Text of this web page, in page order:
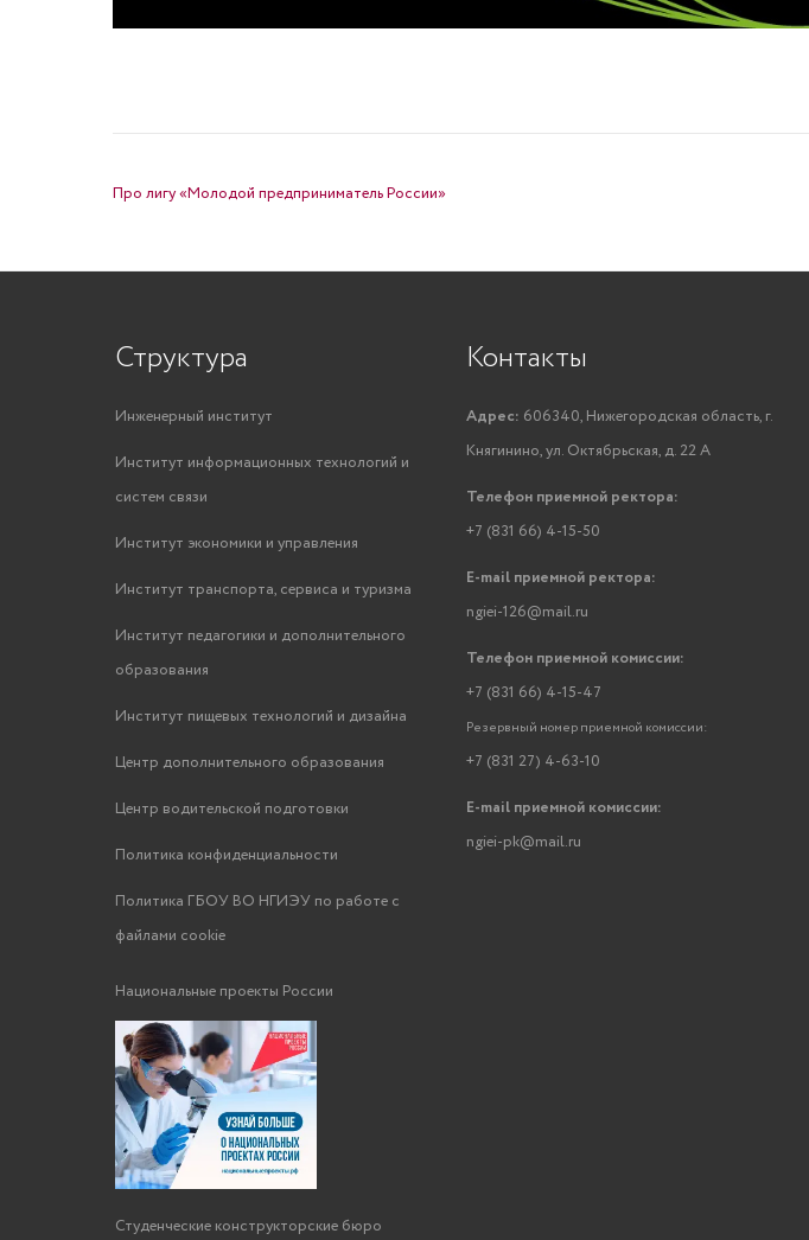
Про лигу «Молодой предприниматель России»
Структура
Инженерный институт
Институт информационных технологий и
систем связи
Институт экономики и управления
Институт транспорта, сервиса и туризма
Институт педагогики и дополнительного
образования
Институт пищевых технологий и дизайна
Центр дополнительного образования
Центр водительской подготовки
Политика конфиденциальности
Политика ГБОУ ВО НГИЭУ по работе с
файлами cookie
Национальные проекты России
Студенческие конструкторские бюро
Контакты
Адрес: 606340, Нижегородская область, г.
Княгинино, ул. Октябрьская, д. 22 А
Телефон приемной ректора:
+7 (831 66) 4-15-50
E-mail приемной ректора:
ngiei-126@mail.ru
Телефон приемной комиссии:
+7 (831 66) 4-15-47
Резервный номер приемной комиссии:
+7 (831 27) 4-63-10
E-mail приемной комиссии:
ngiei-pk@mail.ru